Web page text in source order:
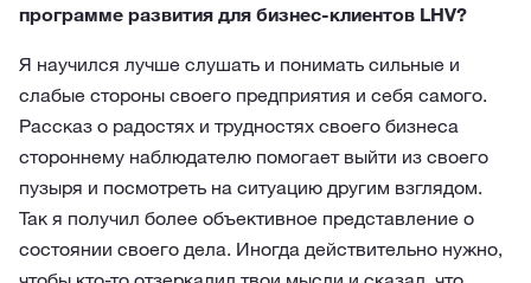
программе развития для бизнес-клиентов LHV?
Я научился лучше слушать и понимать сильные и
слабые стороны своего предприятия и себя самого.
Рассказ о радостях и трудностях своего бизнеса
стороннему наблюдателю помогает выйти из своего
пузыря и посмотреть на ситуацию другим взглядом.
Так я получил более объективное представление о
состоянии своего дела. Иногда действительно нужно,